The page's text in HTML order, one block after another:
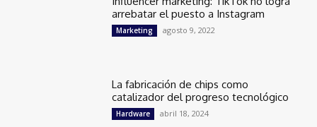
arrebatar el puesto a Instagram
Marketing agosto 9, 2022
La fabricación de chips como
catalizador del progreso tecnológico
Hardware abril 18, 2024